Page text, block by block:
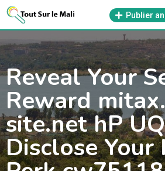
Aller
contenu
Publier
Reveal Your
Reward
site.net hP UQ
Disclose Your